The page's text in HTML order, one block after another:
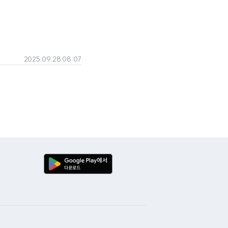
2025.09.28 08:07